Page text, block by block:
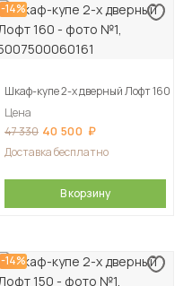
-14%
Шкаф-купе 2-х дверный Лофт 160
Цена
47 330 40 500
Доставка бесплатно
В корзину
-14%